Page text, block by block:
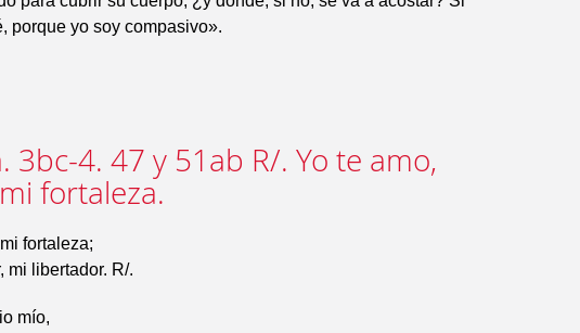
porque yo soy compasivo».
3bc-4. 47 y 51ab R/. Yo te amo,
fortaleza.
fortaleza;
mi libertador. R/.
mío,